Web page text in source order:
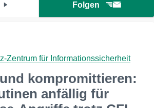
Folgen
Zentrum für Informationssicherheit
kompromittieren:
anfällig für